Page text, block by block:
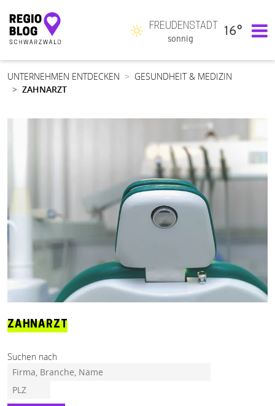
Hauptnavigation
FREUDENSTADT
sonnig
16°
UNTERNEHMEN ENTDECKEN
GESUNDHEIT & MEDIZIN
ZAHNARZT
ZAHNARZT
Suchen nach